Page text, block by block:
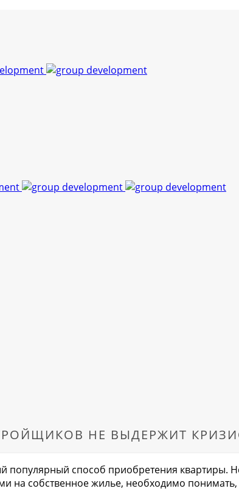
НЕ ВЫДЕРЖИТ
популярный способ приобретения
на собственное жилье, необходимо